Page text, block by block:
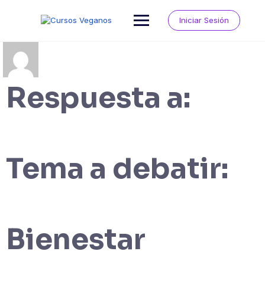
Iniciar Sesión
Respuesta a:
Tema a debatir:
Bienestar